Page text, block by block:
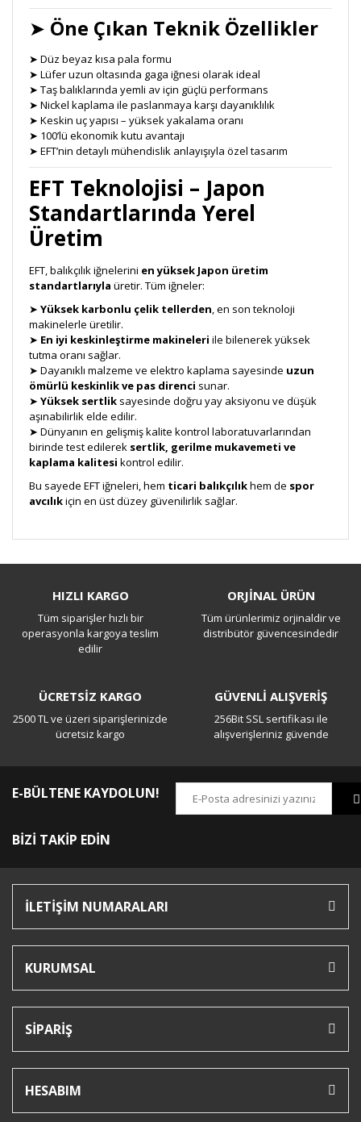
➤ Öne Çıkan Teknik Özellikler
➤ Düz beyaz kısa pala formu
➤ Lüfer uzun oltasında gaga iğnesi olarak ideal
➤ Taş balıklarında yemli av için güçlü performans
➤ Nickel kaplama ile paslanmaya karşı dayanıklılık
➤ Keskin uç yapısı – yüksek yakalama oranı
➤ 100’lü ekonomik kutu avantajı
➤ EFT’nin detaylı mühendislik anlayışıyla özel tasarım
EFT Teknolojisi – Japon
Standartlarında Yerel
Üretim
EFT, balıkçılık iğnelerini en yüksek Japon üretim
standartlarıyla üretir. Tüm iğneler:
➤ Yüksek karbonlu çelik tellerden, en son teknoloji
makinelerle üretilir.
➤ En iyi keskinleştirme makineleri ile bilenerek yüksek
tutma oranı sağlar.
➤ Dayanıklı malzeme ve elektro kaplama sayesinde uzun
ömürlü keskinlik ve pas direnci sunar.
➤ Yüksek sertlik sayesinde doğru yay aksiyonu ve düşük
aşınabilirlik elde edilir.
➤ Dünyanın en gelişmiş kalite kontrol laboratuvarlarından
birinde test edilerek sertlik, gerilme mukavemeti ve
kaplama kalitesi kontrol edilir.
Bu sayede EFT iğneleri, hem ticari balıkçılıkhem de spor
avcılıkiçin en üst düzey güvenilirlik sağlar.
Yorum Yaz
HIZLI KARGO
Tüm siparişler hızlı bir
operasyonla kargoya teslim
edilir
ORJİNAL ÜRÜN
Tüm ürünlerimiz orjinaldir ve
distribütör güvencesindedir
ÜCRETSİZ KARGO
2500 TL ve üzeri siparişlerinizde
ücretsiz kargo
GÜVENLİ ALIŞVERİŞ
256Bit SSL sertifikası ile
alışverişleriniz güvende
E-BÜLTENE KAYDOLUN!
BİZİ TAKİP EDİN
İLETİŞİM NUMARALARI
KURUMSAL
SİPARİŞ
HESABIM